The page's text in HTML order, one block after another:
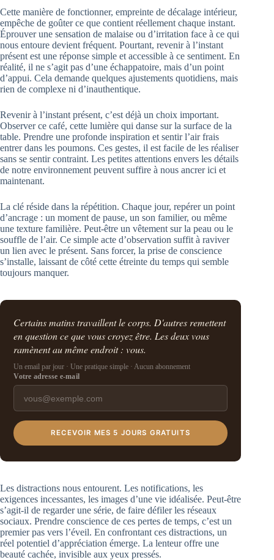
Cette manière de fonctionner, empreinte de décalage intérieur,
empêche de goûter ce que contient réellement chaque instant.
Éprouver une sensation de malaise ou d’irritation face à ce qui
nous entoure devient fréquent. Pourtant, revenir à l’instant
présent est une réponse simple et accessible à ce sentiment. En
réalité, il ne s’agit pas d’une échappatoire, mais d’un point
d’appui. Cela demande quelques ajustements quotidiens, mais
rien de complexe ni d’inauthentique.
Revenir à l’instant présent, c’est déjà un choix important.
Observer ce café, cette lumière qui danse sur la surface de la
table. Prendre une profonde inspiration et sentir l’air frais
entrer dans les poumons. Ces gestes, il est facile de les réaliser
sans se sentir contraint. Les petites attentions envers les détails
de notre environnement peuvent suffire à nous ancrer ici et
maintenant.
La clé réside dans la répétition. Chaque jour, repérer un point
d’ancrage : un moment de pause, un son familier, ou même
une texture familière. Peut-être un vêtement sur la peau ou le
souffle de l’air. Ce simple acte d’observation suffit à raviver
un lien avec le présent. Sans forcer, la prise de conscience
s’installe, laissant de côté cette étreinte du temps qui semble
toujours manquer.
Certains matins travaillent le corps. D'autres remettent
en question ce que vous croyez être. Les deux vous
ramènent au même endroit : vous.
Un email par jour · Une pratique simple · Aucun abonnement
Votre adresse e-mail
RECEVOIR MES 5 JOURS GRATUITS
Les distractions nous entourent. Les notifications, les
exigences incessantes, les images d’une vie idéalisée. Peut-être
s’agit-il de regarder une série, de faire défiler les réseaux
sociaux. Prendre conscience de ces pertes de temps, c’est un
premier pas vers l’éveil. En confrontant ces distractions, un
réel potentiel d’appréciation émerge. La lenteur offre une
beauté cachée, invisible aux yeux pressés.